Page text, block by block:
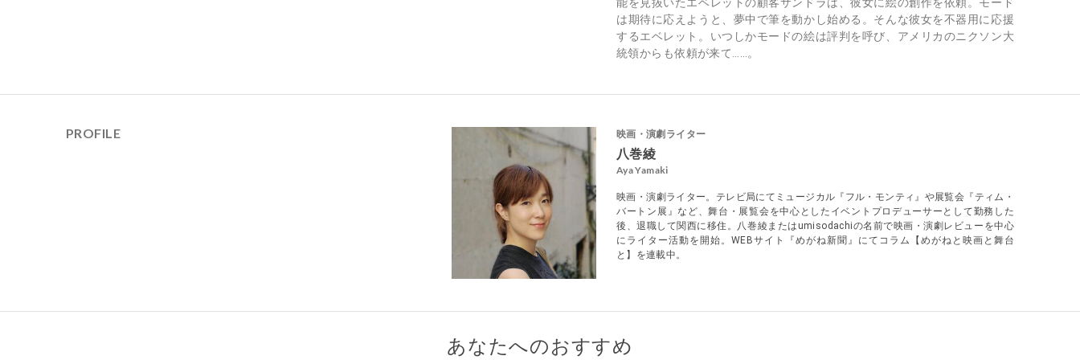
は期待に応えようと、夢中で筆を動かし始める。そんな彼女を不器用に応援
するエベレット。いつしかモードの絵は評判を呼び、アメリカのニクソン大
統領からも依頼が来て……。
PROFILE 映画・演劇ライター
八巻綾
Aya Yamaki
映画・演劇ライター。テレビ局にてミュージカル『フル・モンティ』や展覧会『ティム・
バートン展』など、舞台・展覧会を中心としたイベントプロデューサーとして勤務した
後、退職して関西に移住。八巻綾またはumisodachiの名前で映画・演劇レビューを中心
にライター活動を開始。WEBサイト『めがね新聞』にてコラム【めがねと映画と舞台
と】を連載中。
あなたへのおすすめ